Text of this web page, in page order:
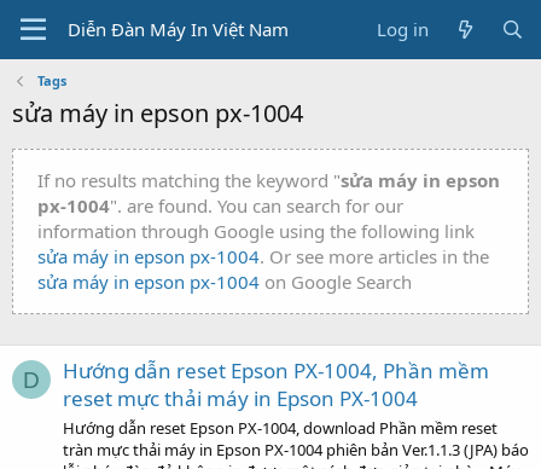
Diễn Đàn Máy In Việt Nam Log in
Tags
sửa máy in epson px-1004
If no results matching the keyword "sửa máy in epson
px-1004". are found. You can search for our
information through Google using the following link
sửa máy in epson px-1004. Or see more articles in the
sửa máy in epson px-1004 on Google Search
D
Hướng dẫn reset Epson PX-1004, Phần mềm
reset mực thải máy in Epson PX-1004
Hướng dẫn reset Epson PX-1004, download Phần mềm reset
tràn mực thải máy in Epson PX-1004 phiên bản Ver.1.1.3 (JPA) báo